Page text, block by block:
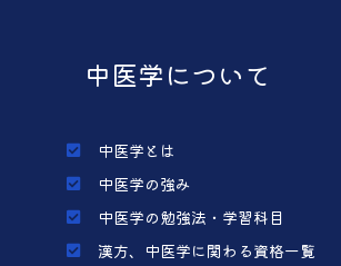
中医学について
中医学とは
中医学の強み
中医学の勉強法・学習科目
漢方、中医学に関わる資格一覧